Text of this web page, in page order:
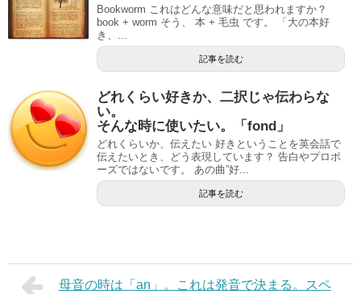
Bookworm これはどんな意味だと思われますか？
book + worm そう、 本 + 毛虫 です。 「大の本好
き、...
記事を読む
どれくらい好きか、二択じゃ伝わらな
い。
そんな時に使いたい。「fond」
どれくらいか、伝えたい 好きということを英会話で
伝えたいとき、どう表現しています？ 告白やプロポ
ーズではないです。 あの曲”好...
記事を読む
母音の時は「an」。これは発音で決まる。スペ